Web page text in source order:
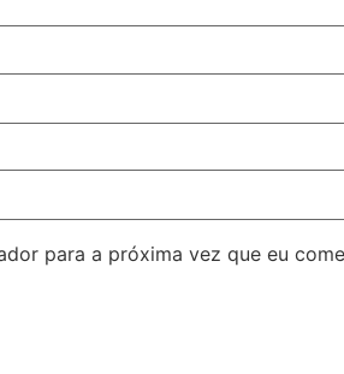
para a próxima vez que eu